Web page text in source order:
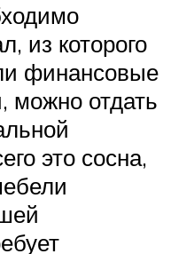
из которого
финансовые
можно отдать
это сосна,